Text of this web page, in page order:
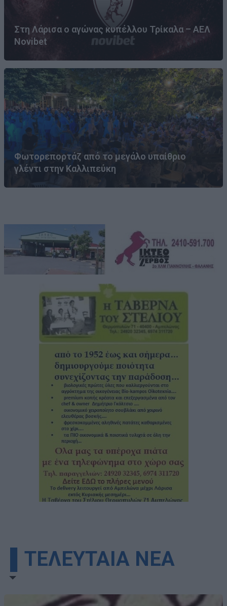
Στη Λάρισα ο αγώνας κυπέλλου Τρίκαλα – ΑΕΛ
Novibet
Φωτορεπορτάζ από το μεγάλο υπαίθριο
γλέντι στην Καλλιπεύκη
▌ΤΕΛΕΥΤΑΙΑ ΝΕΑ